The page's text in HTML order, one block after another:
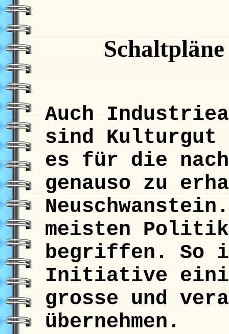
Auch
sind
es für die
genauso zu
meisten
begriffen. So
Initiative
grosse und
übernehmen.